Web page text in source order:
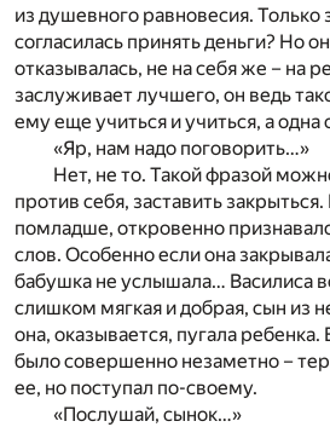
из душевного равновесия. Только
согласилась принять деньги? Но
отказывалась, не на себя же – на
заслуживает лучшего, он ведь
ему еще учиться и учиться, а одна
«Яр, нам надо поговорить…»
Нет, не то. Такой фразой
против себя, заставить
помладше, откровенно
слов. Особенно если она
бабушка не услышала… Василиса
слишком мягкая и добрая, сын из
она, оказывается, пугала
было совершенно незаметно –
ее, но поступал по-своему.
«Послушай, сынок…»